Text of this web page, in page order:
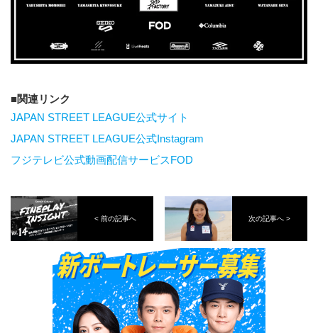
関連リンク
JAPAN STREET LEAGUE公式サイト
JAPAN STREET LEAGUE公式Instagram
フジテレビ公式動画配信サービスFOD
< 前の記事へ 次の記事へ >